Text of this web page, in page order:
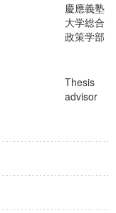
慶應義塾
大学総合
政策学部
Thesis
advisor